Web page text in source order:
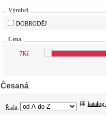
Výrobci
DOBRODĚJ
Cena
7Kč
Česaná
Řadit:
katalog